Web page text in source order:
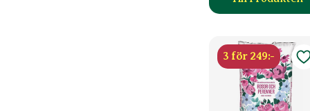
till
3 för 249:-